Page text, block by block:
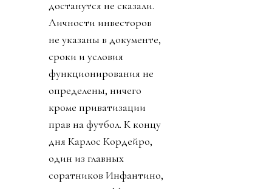
достанутся не сказали.
Личности инвесторов
не указаны в документе,
сроки и условия
функционирования не
определены, ничего
кроме приватизации
прав на футбол. К концу
дня Карлос Кордейро,
один из главных
соратников Инфантино,